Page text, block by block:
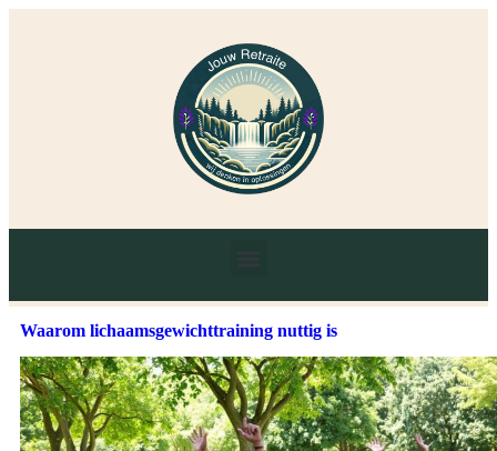
Waarom lichaamsgewichttraining nuttig is